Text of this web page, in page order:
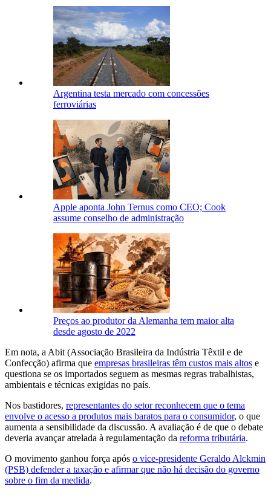
Argentina testa mercado com concessões
ferroviárias
Apple aponta John Ternus como CEO; Cook
assume conselho de administração
Preços ao produtor da Alemanha tem maior alta
desde agosto de 2022
Em nota, a Abit (Associação Brasileira da Indústria Têxtil e de
Confecção) afirma que empresas brasileiras têm custos mais altos e
questiona se os importados seguem as mesmas regras trabalhistas,
ambientais e técnicas exigidas no país.
Nos bastidores, representantes do setor reconhecem que o tema
envolve o acesso a produtos mais baratos para o consumidor, o que
aumenta a sensibilidade da discussão. A avaliação é de que o debate
deveria avançar atrelada à regulamentação da reforma tributária.
O movimento ganhou força após o vice-presidente Geraldo Alckmin
(PSB) defender a taxação e afirmar que não há decisão do governo
sobre o fim da medida.